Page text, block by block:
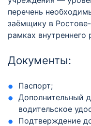
перечень
заёмщику в
рамках внутреннего
Документы:
Паспорт;
Дополнительный
водительское
Подтверждение